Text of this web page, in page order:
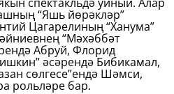
“Яшь йөрәкләр”
Цагарелиның “Ханума”
“Мәхәббәт
Абруй, Флорид
әсәрендә Бибикамал,
сөлгесе”ендә Шәмси,
рольләре бар.